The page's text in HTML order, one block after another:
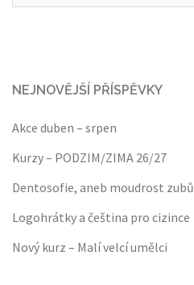
NEJNOVĚJŠÍ PŘÍSPĚVKY
Akce duben – srpen
Kurzy – PODZIM/ZIMA 26/27
Dentosofie, aneb moudrost zubů
Logohrátky a čeština pro cizince
Nový kurz – Malí velcí umělci